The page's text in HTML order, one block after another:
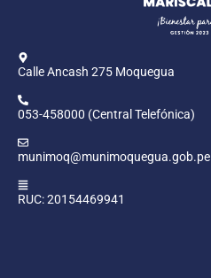
Calle Ancash 275 Moquegua
053-458000 (Central Telefónica)
munimoq@munimoquegua.gob.pe
RUC: 20154469941